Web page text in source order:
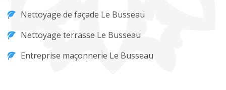
Nettoyage de façade Le Busseau
Nettoyage terrasse Le Busseau
Entreprise maçonnerie Le Busseau